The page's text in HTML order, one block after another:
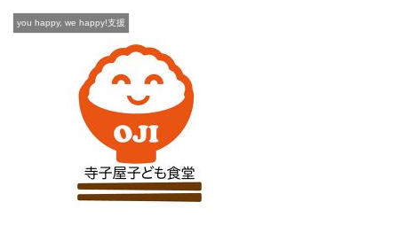
you happy, we happy!支援